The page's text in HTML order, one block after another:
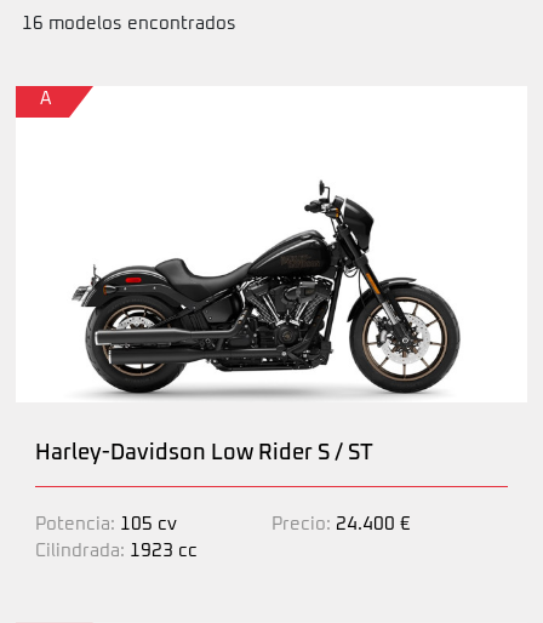
16 modelos encontrados
A
Harley-Davidson Low Rider S / ST
Potencia: 105 cv
Cilindrada: 1923 cc
Precio: 24.400 €